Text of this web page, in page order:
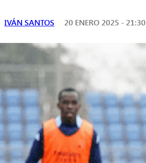
IVÁN SANTOS 20 ENERO 2025 - 21:30